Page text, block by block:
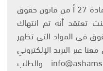
يتم الاستخدام المواد وفقًا للمادة 27 أ من قانون حقوق
2007، وإن كنت تعتقد أنه تم انتهاك
في المواد التي تظهر
عبر البريد الإلكتروني
على العنوان التالي: info@ashams.com والطلب